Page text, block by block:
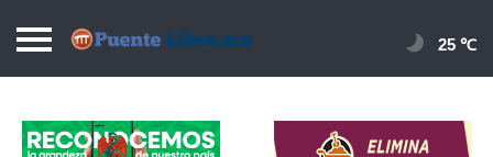
Puentelibre.mx
Local
25 ℃